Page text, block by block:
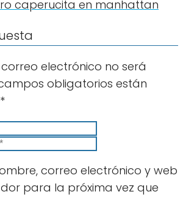
caperucita en manhattan
electrónico no será
obligatorios están
*
correo electrónico y web
para la próxima vez que